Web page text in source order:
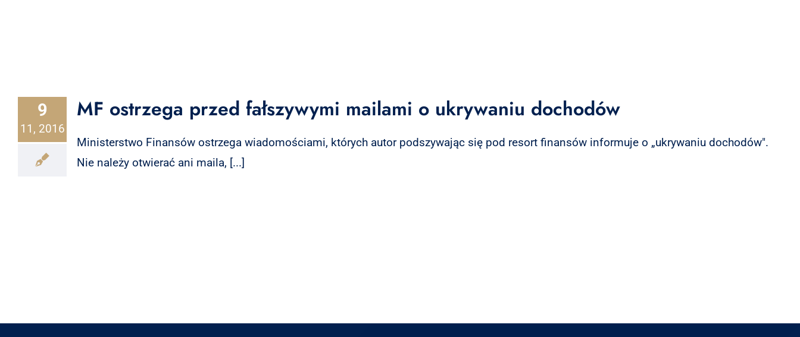
9
11, 2016
MF ostrzega przed fałszywymi mailami o ukrywaniu dochodów
Ministerstwo Finansów ostrzega wiadomościami, których autor podszywając się pod resort finansów informuje o „ukrywaniu dochodów".
Nie należy otwierać ani maila, [...]